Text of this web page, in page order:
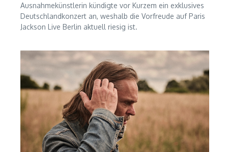
Ausnahmekünstlerin kündigte vor Kurzem ein exklusives
Deutschlandkonzert an, weshalb die Vorfreude auf Paris
Jackson Live Berlin aktuell riesig ist.